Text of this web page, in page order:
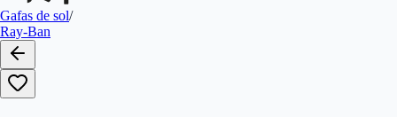
Gafas de sol/
Ray-Ban